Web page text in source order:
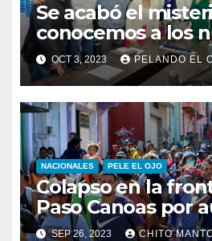
Se acabó el
conocemos a los
integrantes de
OCT 3, 2023 PELANDO EL
NACIONALES PELE EL OJO
Colapso en la
Paso Canoas por
la llegada de
SEP 26, 2023 CHITO